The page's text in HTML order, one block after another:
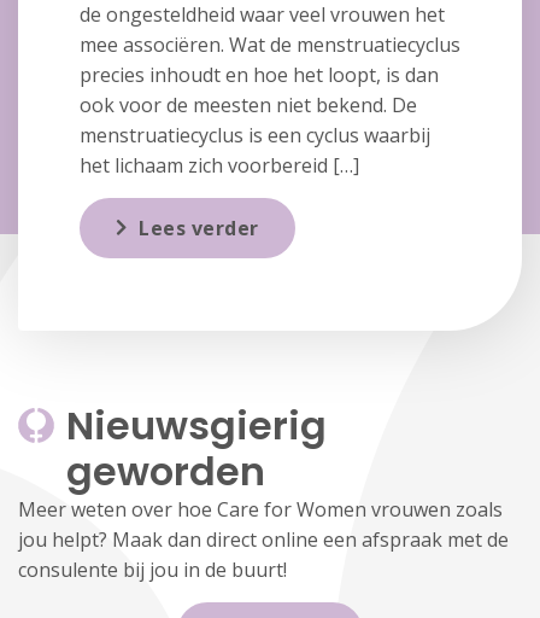
de ongesteldheid waar veel vrouwen het
mee associëren. Wat de menstruatiecyclus
precies inhoudt en hoe het loopt, is dan
ook voor de meesten niet bekend. De
menstruatiecyclus is een cyclus waarbij
het lichaam zich voorbereid […]
Lees verder
Nieuwsgierig
geworden
Meer weten over hoe Care for Women vrouwen zoals
jou helpt? Maak dan direct online een afspraak met de
consulente bij jou in de buurt!